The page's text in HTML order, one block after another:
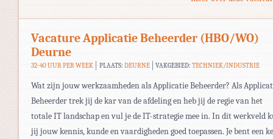
Vacature Applicatie Beheerder (HBO/WO)
Deurne
32-40 UUR PER WEEK PLAATS: DEURNE VAKGEBIED:TECHNIEK/INDUSTRIE
Wat zijn jouw werkzaamheden als Applicatie Beheerder? Als
Beheerder trek jij de kar van de afdeling en heb jij de regie van het
totale IT landschap en vul je de IT-strategie mee in. In dit werkveld
jij jouw kennis, kunde en vaardigheden goed toepassen. Je bent een